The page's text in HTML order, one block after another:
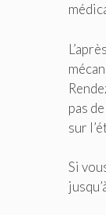
pas
sur
Si